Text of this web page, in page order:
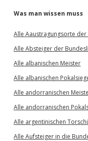
Was man wissen muss
Alle Aaustragungsorte der
Alle Absteiger der
Alle albanischen Meister
Alle albanischen
Alle andorranischen
Alle andorranischen
Alle argentinischen
Alle Aufsteiger in die